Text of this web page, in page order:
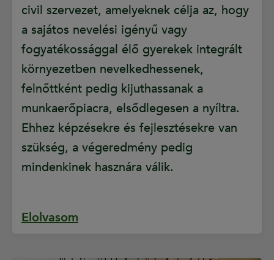
civil szervezet, amelyeknek célja az, hogy
a sajátos nevelési igényű vagy
fogyatékossággal élő gyerekek integrált
környezetben nevelkedhessenek,
felnőttként pedig kijuthassanak a
munkaerőpiacra, elsődlegesen a nyíltra.
Ehhez képzésekre és fejlesztésekre van
szükség, a végeredmény pedig
mindenkinek hasznára válik.
Elolvasom